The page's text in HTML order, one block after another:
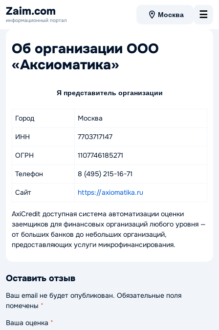
Zaim.com
информационный портал
Москва ☰
Об организации ООО
«Аксиоматика»
Я представитель организации
Город Москва
ИНН 7703717147
ОГРН 1107746185271
Телефон 8 (495) 215-16-71
Сайт https://axiomatika.ru
AxiCredit доступная система автоматизации оценки
заемщиков для финансовых организаций любого уровня —
от больших банков до небольших организаций,
предоставляющих услуги микрофинансирования.
Оставить отзыв
Ваш email не будет опубликован. Обязательные поля
помечены *
Ваша оценка *